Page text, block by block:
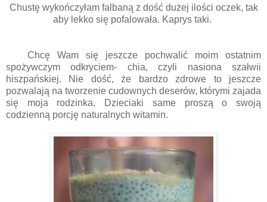
Chustę wykończyłam falbaną z dość dużej ilości oczek, tak
aby lekko się pofalowała. Kaprys taki.
Chcę Wam się jeszcze pochwalić moim ostatnim
spożywczym odkryciem- chia, czyli nasiona szałwii
hiszpańskiej. Nie dość, że bardzo zdrowe to jeszcze
pozwalają na tworzenie cudownych deserów, którymi zajada
się moja rodzinka. Dzieciaki same proszą o swoją
codzienną porcję naturalnych witamin.